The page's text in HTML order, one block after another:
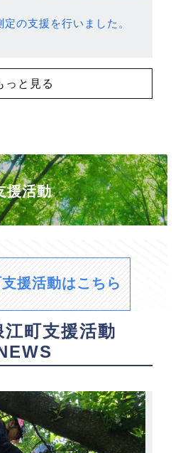
の支援を行いました。
っと見る
援活動
援活動はこちら
江町支援活動